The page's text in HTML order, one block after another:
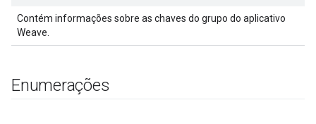
Contém informações sobre as chaves do grupo do aplicativo
Weave.
Enumerações